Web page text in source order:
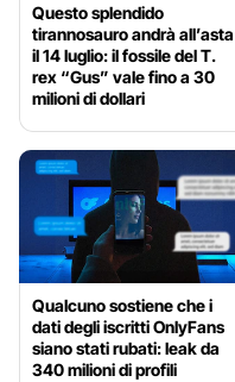
Questo splendido
tirannosauro andrà all’asta
il 14 luglio: il fossile del T.
rex “Gus” vale fino a 30
milioni di dollari
Qualcuno sostiene che i
dati degli iscritti OnlyFans
siano stati rubati: leak da
340 milioni di profili